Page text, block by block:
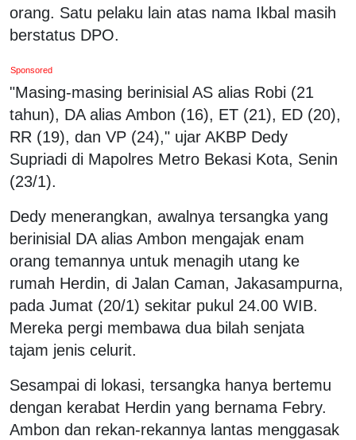
orang. Satu pelaku lain atas nama Ikbal masih
berstatus DPO.
Sponsored
"Masing-masing berinisial AS alias Robi (21
tahun), DA alias Ambon (16), ET (21), ED (20),
RR (19), dan VP (24)," ujar AKBP Dedy
Supriadi di Mapolres Metro Bekasi Kota, Senin
(23/1).
Dedy menerangkan, awalnya tersangka yang
berinisial DA alias Ambon mengajak enam
orang temannya untuk menagih utang ke
rumah Herdin, di Jalan Caman, Jakasampurna,
pada Jumat (20/1) sekitar pukul 24.00 WIB.
Mereka pergi membawa dua bilah senjata
tajam jenis celurit.
Sesampai di lokasi, tersangka hanya bertemu
dengan kerabat Herdin yang bernama Febry.
Ambon dan rekan-rekannya lantas menggasak